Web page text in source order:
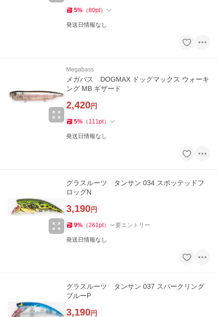
5% （80pt）
発送日情報なし
Megabass
メガバス DOGMAX ドッグマックス ウォーキ
ング MB ギザード
2,420円
5% （ 111pt）
発送日情報なし
グラスルーツ タンサン 034 スポッテッドフ
ロッグN
3,190円
9% （261pt） 要エントリー
発送日情報なし
グラスルーツ タンサン 037 スパークリング
ブルーP
3,190円